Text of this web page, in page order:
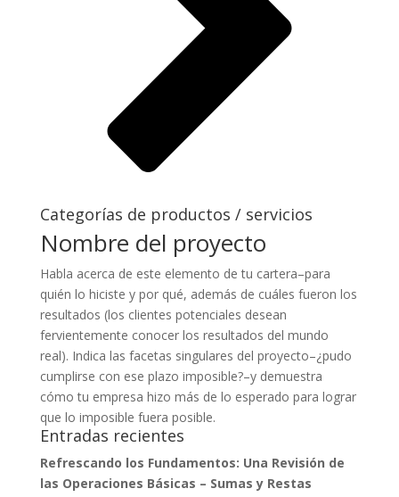
Categorías de productos / servicios
Nombre del proyecto
Habla acerca de este elemento de tu cartera–para
quién lo hiciste y por qué, además de cuáles fueron los
resultados (los clientes potenciales desean
fervientemente conocer los resultados del mundo
real). Indica las facetas singulares del proyecto–¿pudo
cumplirse con ese plazo imposible?–y demuestra
cómo tu empresa hizo más de lo esperado para lograr
que lo imposible fuera posible.
Entradas recientes
Refrescando los Fundamentos: Una Revisión de
las Operaciones Básicas – Sumas y Restas